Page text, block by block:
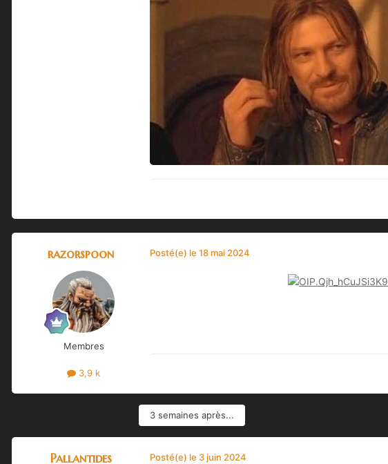
razorspoon
Membres
3,9 k
Posté(e) le 18 mai 2024
3 semaines après...
Pallantides Posté(e) le 3 juin 2024